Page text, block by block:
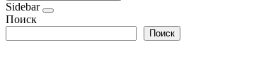
Sidebar
Поиск
Поиск